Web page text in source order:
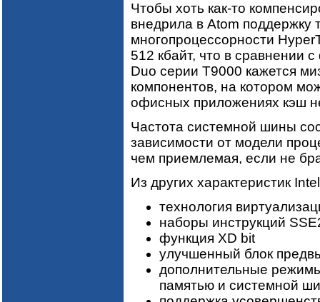
Чтобы хоть как-то
внедрила в Atom поддержку
многопроцессорности
512 кбайт, что в сравнении
Duo серии T9000 кажется
компонентов, на котором
офисных приложениях кэш
Частота системной шины
зависимости от модели
чем приемлемая, если не
Из других характеристик
технология
наборы инструкций
функция XD bit
улучшенный блок
дополнительные
памятью и системной